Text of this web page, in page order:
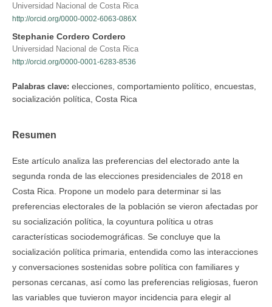
Universidad Nacional de Costa Rica
http://orcid.org/0000-0002-6063-086X
Stephanie Cordero Cordero
Universidad Nacional de Costa Rica
http://orcid.org/0000-0001-6283-8536
Palabras clave: elecciones, comportamiento político, encuestas,
socialización política, Costa Rica
Resumen
Este artículo analiza las preferencias del electorado ante la
segunda ronda de las elecciones presidenciales de 2018 en
Costa Rica. Propone un modelo para determinar si las
preferencias electorales de la población se vieron afectadas por
su socialización política, la coyuntura política u otras
características sociodemográficas. Se concluye que la
socialización política primaria, entendida como las interacciones
y conversaciones sostenidas sobre política con familiares y
personas cercanas, así como las preferencias religiosas, fueron
las variables que tuvieron mayor incidencia para elegir al